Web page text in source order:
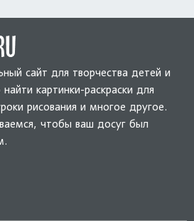
сайт для творчества детей и
картинки-раскраски для
рисования и многое другое.
чтобы ваш досуг был